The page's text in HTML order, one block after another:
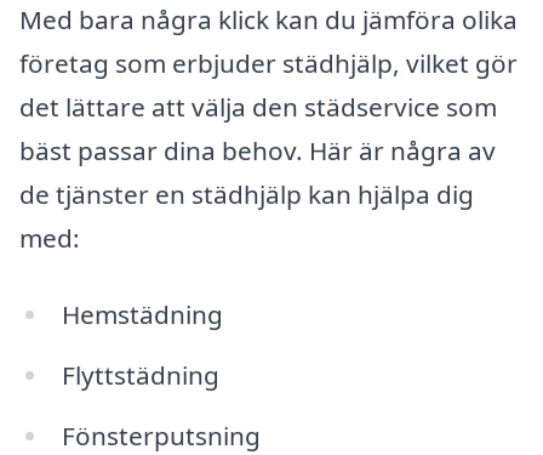
Med bara några klick kan du jämföra olika
företag som erbjuder städhjälp, vilket gör
det lättare att välja den städservice som
bäst passar dina behov. Här är några av
de tjänster en städhjälp kan hjälpa dig
med:
Hemstädning
Flyttstädning
Fönsterputsning